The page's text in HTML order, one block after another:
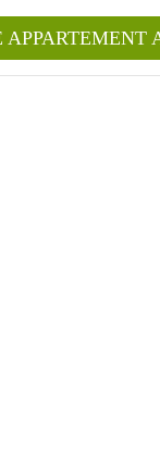
APPARTEMENT